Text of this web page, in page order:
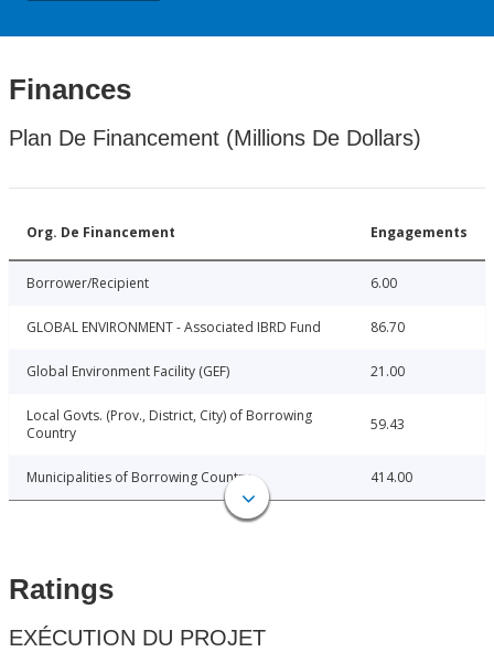
Finances
Plan De Financement (Millions De Dollars)
Org. De Financement Engagements
Borrower/Recipient 6.00
GLOBAL ENVIRONMENT - Associated IBRD Fund 86.70
Global Environment Facility (GEF) 21.00
Local Govts. (Prov., District, City) of Borrowing
Country
59.43
Municipalities of Borrowing Country 414.00
Ratings
EXÉCUTION DU PROJET